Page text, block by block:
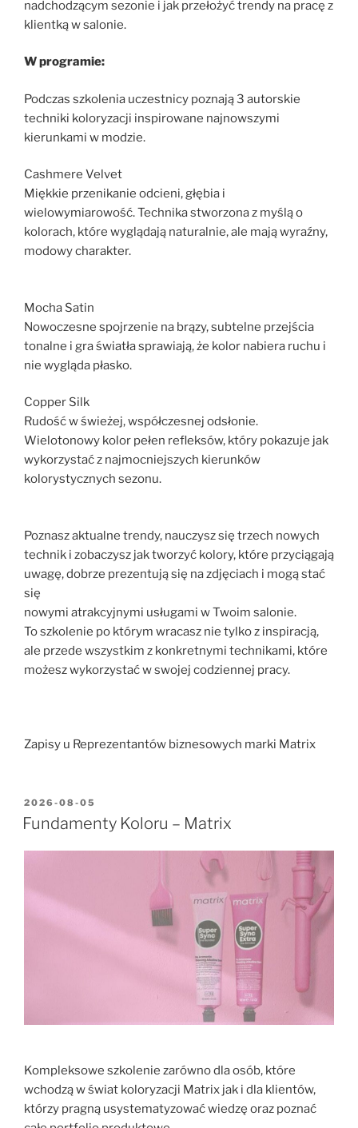
nadchodzącym sezonie i jak przełożyć trendy na pracę z
klientką w salonie.
W programie:
Podczas szkolenia uczestnicy poznają 3 autorskie
techniki koloryzacji inspirowane najnowszymi
kierunkami w modzie.
Cashmere Velvet
Miękkie przenikanie odcieni, głębia i
wielowymiarowość. Technika stworzona z myślą o
kolorach, które wyglądają naturalnie, ale mają wyraźny,
modowy charakter.
Mocha Satin
Nowoczesne spojrzenie na brązy, subtelne przejścia
tonalne i gra światła sprawiają, że kolor nabiera ruchu i
nie wygląda płasko.
Copper Silk
Rudość w świeżej, współczesnej odsłonie.
Wielotonowy kolor pełen refleksów, który pokazuje jak
wykorzystać z najmocniejszych kierunków
kolorystycznych sezonu.
Poznasz aktualne trendy, nauczysz się trzech nowych
technik i zobaczysz jak tworzyć kolory, które przyciągają
uwagę, dobrze prezentują się na zdjęciach i mogą stać
się
nowymi atrakcyjnymi usługami w Twoim salonie.
To szkolenie po którym wracasz nie tylko z inspiracją,
ale przede wszystkim z konkretnymi technikami, które
możesz wykorzystać w swojej codziennej pracy.
Zapisy u Reprezentantów biznesowych marki Matrix
2026-08-05
Fundamenty Koloru – Matrix
Kompleksowe szkolenie zarówno dla osób, które
wchodzą w świat koloryzacji Matrix jak i dla klientów,
którzy pragną usystematyzować wiedzę oraz poznać